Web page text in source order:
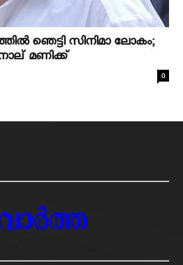
ഞെട്ടി സിനിമാ ലോകം;
മണിക്ക്
0